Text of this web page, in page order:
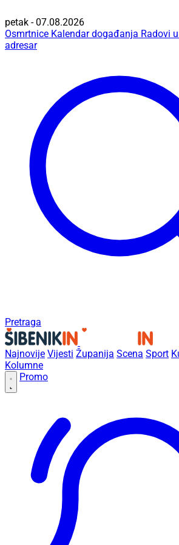
petak - 07.08.2026
Osmrtnice Kalendar događanja Radovi
adresar
Pretraga
Najnovije Vijesti Županija Scena Sport
Kolumne
Promo